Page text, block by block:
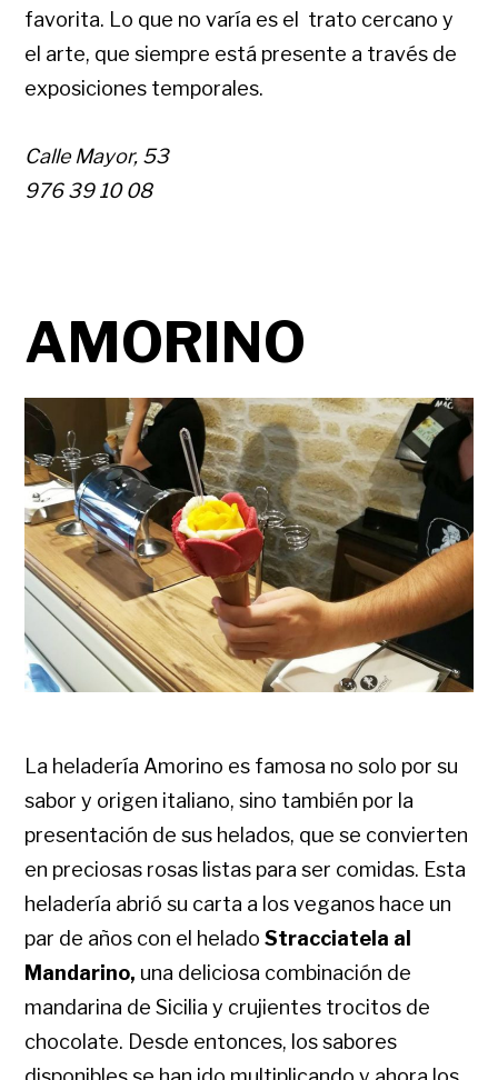
favorita. Lo que no varía es el trato cercano y
el arte, que siempre está presente a través de
exposiciones temporales.
Calle Mayor, 53
976 39 10 08
AMORINO
La heladería Amorino es famosa no solo por su
sabor y origen italiano, sino también por la
presentación de sus helados, que se convierten
en preciosas rosas listas para ser comidas. Esta
heladería abrió su carta a los veganos hace un
par de años con el heladoStracciatela al
Mandarino, una deliciosa combinación de
mandarina de Sicilia y crujientes trocitos de
chocolate. Desde entonces, los sabores